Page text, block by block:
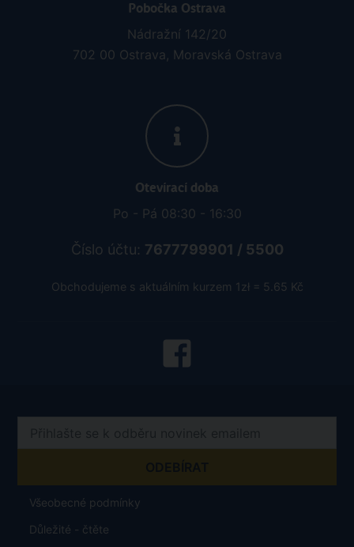
Pobočka Ostrava
Nádražní 142/20
702 00 Ostrava, Moravská Ostrava
Otevírací doba
Po - Pá 08:30 - 16:30
Číslo účtu: 7677799901 / 5500
Obchodujeme s aktuálním kurzem 1zł = 5.65 Kč
Všeobecné podmínky
Důležité - čtěte